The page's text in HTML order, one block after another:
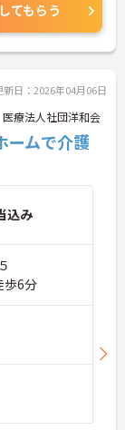
てもらう
新日：2026年04月06日
医療法人社団洋和会
ームで介護
込み
歩6分